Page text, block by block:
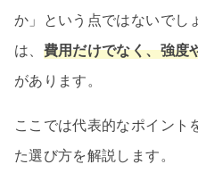
か」という点ではないでし
は、 費用だけでなく、強度
があります。
ここでは代表的なポイント
た選び方を解説します。